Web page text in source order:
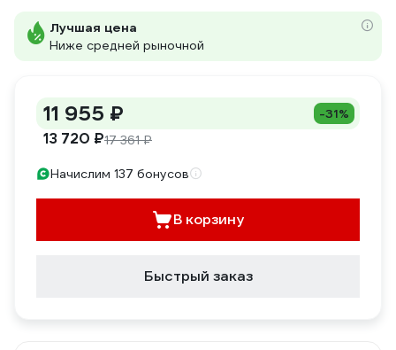
Лучшая цена
Ниже средней рыночной
11 955 ₽ -31%
13 720 ₽17 361 ₽
Начислим 137 бонусов
В корзину
Быстрый заказ